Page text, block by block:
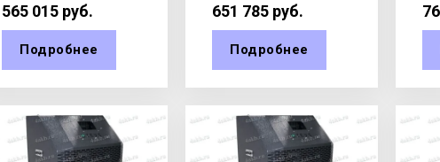
565 015 руб.
Подробнее
651 785 руб.
Подробнее